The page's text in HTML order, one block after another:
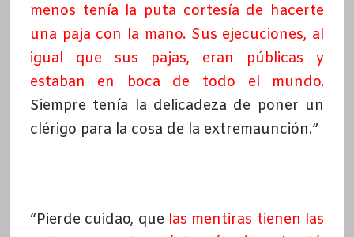
menos tenía la puta cortesía de hacerte
una paja con la mano. Sus ejecuciones, al
igual que sus pajas, eran públicas y
estaban en boca de todo el mundo.
Siempre tenía la delicadeza de poner un
clérigo para la cosa de la extremaunción.”
“Pierde cuidao, que las mentiras tienen las